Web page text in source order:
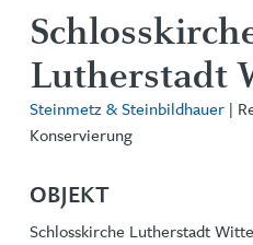
Lutherstadt
Steinmetz & Steinbildhauer |
Konservierung
OBJEKT
Schlosskirche Lutherstadt